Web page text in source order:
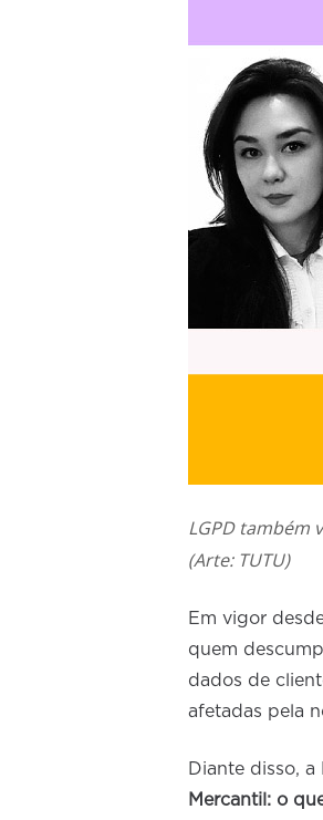
LGPD também
(Arte: TUTU)
Em vigor
quem
dados de
afetadas pela
Diante disso,
Mercantil: o